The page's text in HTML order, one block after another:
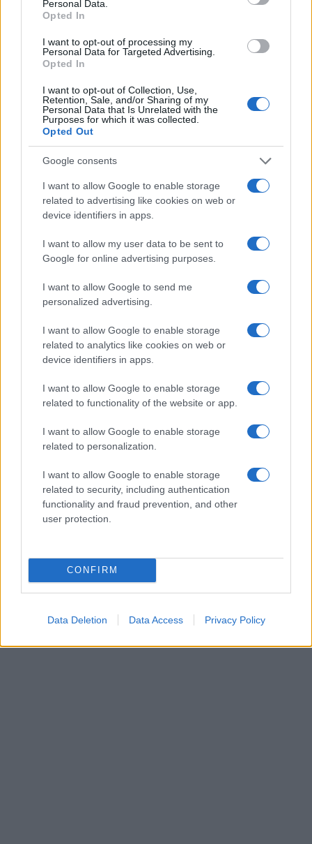
Personal Data.
Opted In
I want to opt-out of processing my
Personal Data for Targeted Advertising.
Opted In
I want to opt-out of Collection, Use,
Retention, Sale, and/or Sharing of my
Personal Data that Is Unrelated with the
Purposes for which it was collected.
Opted Out
Google consents
I want to allow Google to enable storage
related to advertising like cookies on web or
device identifiers in apps.
I want to allow my user data to be sent to
Google for online advertising purposes.
I want to allow Google to send me
personalized advertising.
I want to allow Google to enable storage
related to analytics like cookies on web or
device identifiers in apps.
I want to allow Google to enable storage
related to functionality of the website or app.
I want to allow Google to enable storage
related to personalization.
I want to allow Google to enable storage
related to security, including authentication
functionality and fraud prevention, and other
user protection.
CONFIRM
Data Deletion Data Access Privacy Policy
In ambiti con risultati difficili da visualizzare,
a preservare accuratezza e comprensione, purché
si esplicitino i limiti dell’analogia. In discipline
altamente quantitative, è utile offrire due livelli: una
spiegazione sintetica e un’appendice tecnica.
Quando la piattaforma non consente moderazione
efficace, meglio mantenere il contenuto in uno
spazio proprietario e distribuire solo anteprime. Se
si lavora in team, un glossario condiviso e uno
style guide
garantiscono coerenza. Nei progetti
metodologia e criteri, anche quando i dataset non
possono essere pubblicati.
Una comunicazione scientifica che dura nel tempo
nasce da rigore metodologico, scelte editoriali
consapevoli e rispetto per il lettore. Concentrarsi
metodi misurare con cura e adottare strumenti
chiari ed etici consente a ogni giovane ricercatore
di costruire fiducia e utilità pubblica, un contenuto
AUTORE
Emanuele Galli
Emanuele Galli, partenopeo, ricorda un
incontro a Capodichino con volontari sanitari
adotta tono creativo e diretto, porta
reportage clinici e un quaderno con disegni